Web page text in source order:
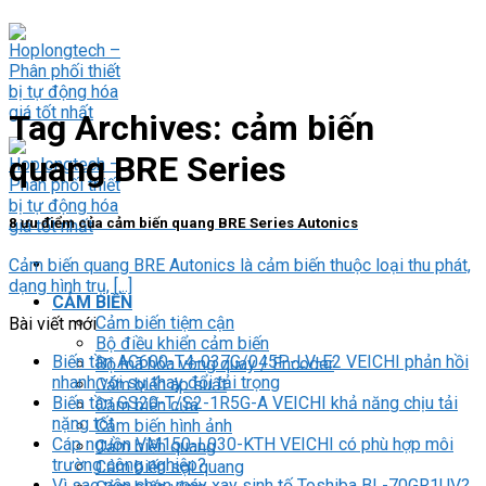
Skip
to
content
CẢM BIẾN
Cảm biến tiệm cận
Bộ điều khiển cảm biến
Bộ mã hóa vòng quay / Encoder
Cảm biến áp suất
Cảm biến cửa
Cảm biến hình ảnh
Cảm biến quang
Cảm biến sợi quang
Tag Archives: cảm biến
quang BRE Series
8 ưu điểm của cảm biến quang BRE Series Autonics
Cảm biến quang BRE Autonics là cảm biến thuộc loại thu phát,
dạng hình trụ, [...]
Bài viết mới
Biến tần AC600-T4-037G/045P-LV-E2 VEICHI phản hồi
nhanh với sự thay đổi tải trọng
Biến tần GS20-T/S2-1R5G-A VEICHI khả năng chịu tải
nặng tốt
Cáp nguồn VM150-L030-KTH VEICHI có phù hợp môi
trường công nghiệp?